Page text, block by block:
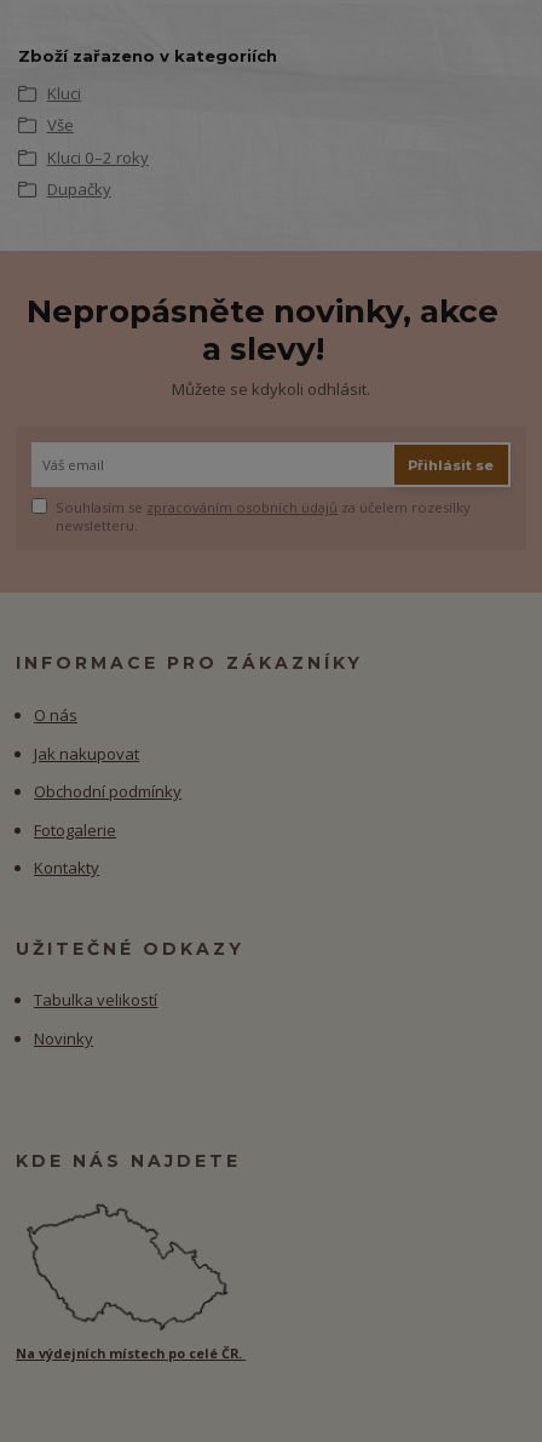
Zboží zařazeno v kategoriích
Kluci
Vše
Kluci 0–2 roky
Dupačky
Nepropásněte novinky, akce
a slevy!
Můžete se kdykoli odhlásit.
Přihlásit se
Souhlasím se zpracováním osobních údajů za účelem rozesílky
newsletteru.
INFORMACE PRO ZÁKAZNÍKY
O nás
Jak nakupovat
Obchodní podmínky
Fotogalerie
Kontakty
UŽITEČNÉ ODKAZY
Tabulka velikostí
Novinky
KDE NÁS NAJDETE
Na výdejních místech po celé ČR.